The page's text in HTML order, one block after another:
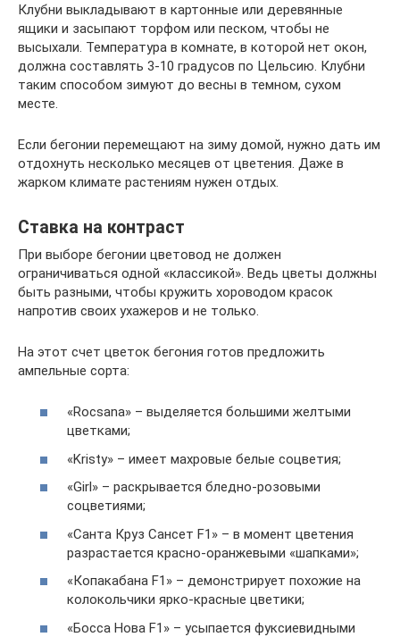
Клубни выкладывают в картонные или деревянные
ящики и засыпают торфом или песком, чтобы не
высыхали. Температура в комнате, в которой нет окон,
должна составлять 3-10 градусов по Цельсию. Клубни
таким способом зимуют до весны в темном, сухом
месте.
Если бегонии перемещают на зиму домой, нужно дать им
отдохнуть несколько месяцев от цветения. Даже в
жарком климате растениям нужен отдых.
Ставка на контраст
При выборе бегонии цветовод не должен
ограничиваться одной «классикой». Ведь цветы должны
быть разными, чтобы кружить хороводом красок
напротив своих ухажеров и не только.
На этот счет цветок бегония готов предложить
ампельные сорта:
«Rocsana» – выделяется большими желтыми
цветками;
«Kristy» – имеет махровые белые соцветия;
«Girl» – раскрывается бледно-розовыми
соцветиями;
«Санта Круз Сансет F1» – в момент цветения
разрастается красно-оранжевыми «шапками»;
«Копакабана F1» – демонстрирует похожие на
колокольчики ярко-красные цветики;
«Босса Нова F1» – усыпается фуксиевидными